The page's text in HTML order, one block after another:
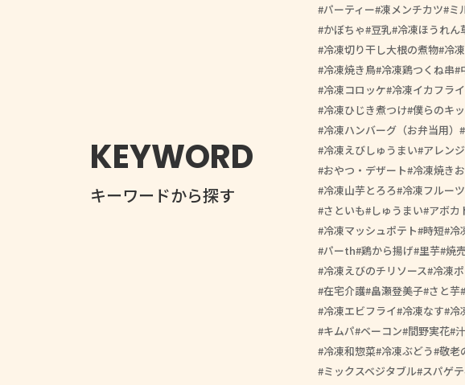
KEYWORD
キーワードから探す
パーティー 凍メンチカツ ミ
かぼちゃ 豆乳 冷凍ほうれん
冷凍切り干し大根の煮物 冷
冷凍焼き鳥 冷凍鶏つくね串
冷凍コロッケ 冷凍イカフライ
冷凍ひじき煮つけ 僕らのキ
冷凍ハンバーグ（お弁当用）
冷凍えびしゅうまい アレンジ
おやつ・デザート 冷凍焼き
冷凍山芋とろろ 冷凍フルーツ
さといも しゅうまい アボカ
冷凍マッシュポテト 時短 冷
パーth 鶏から揚げ 里芋 焼
冷凍えびのチリソース 冷凍
在宅介護 畠瀬登美子 さと芋
冷凍エビフライ 冷凍なす 冷
キムパ ベーコン 間野実花
冷凍和惣菜 冷凍ぶどう 敬老
ミックスベジタブル スパゲテ